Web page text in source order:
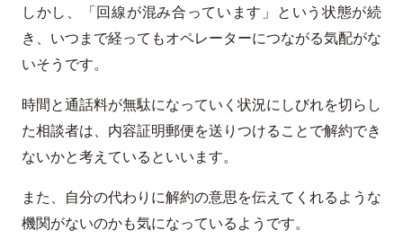
しかし、「回線が混み合っています」という状態が続
き、いつまで経ってもオペレーターにつながる気配がな
いそうです。
時間と通話料が無駄になっていく状況にしびれを切らし
た相談者は、内容証明郵便を送りつけることで解約でき
ないかと考えているといいます。
また、自分の代わりに解約の意思を伝えてくれるような
機関がないのかも気になっているようです。